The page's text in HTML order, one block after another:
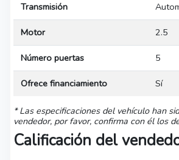
Transmisión
Motor 2.5
Número puertas 5
Ofrece financiamiento Sí
* Las especificaciones del vehículo han
vendedor, por favor, confirma con él los
Calificación del